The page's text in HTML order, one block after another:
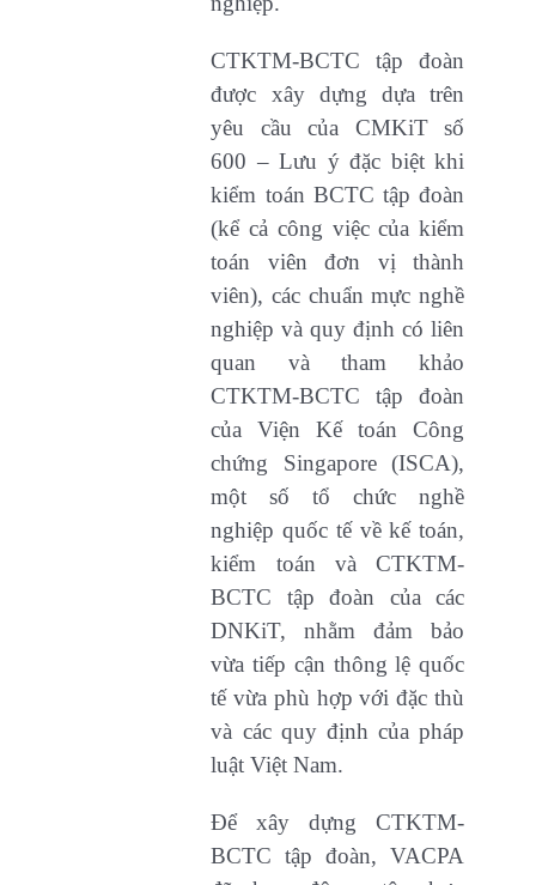
CTKTM-BCTC tập đoàn
được xây dựng dựa trên
yêu cầu của CMKiT số
600 – Lưu ý đặc biệt khi
kiểm toán BCTC tập đoàn
(kể cả công việc của kiểm
toán viên đơn vị thành
viên), các chuẩn mực nghề
nghiệp và quy định có liên
quan và tham khảo
CTKTM-BCTC tập đoàn
của Viện Kế toán Công
chứng Singapore (ISCA),
một số tổ chức nghề
nghiệp quốc tế về kế toán,
kiểm toán và CTKTM-
BCTC tập đoàn của các
DNKiT, nhằm đảm bảo
vừa tiếp cận thông lệ quốc
tế vừa phù hợp với đặc thù
và các quy định của pháp
luật Việt Nam.
Để xây dựng CTKTM-
BCTC tập đoàn, VACPA